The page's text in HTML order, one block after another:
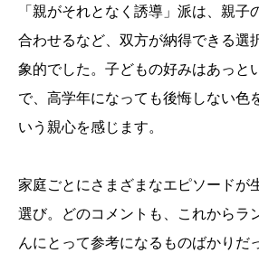
「親がそれとなく誘導」派は、親子
合わせるなど、双方が納得できる選
象的でした。子どもの好みはあっと
で、高学年になっても後悔しない色
いう親心を感じます。
家庭ごとにさまざまなエピソードが
選び。どのコメントも、これからラ
んにとって参考になるものばかりだ